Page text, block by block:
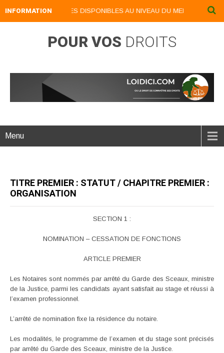
INFORMATION
NUMERIQUES DISPONIBLES AU NIVEAU DU MENU ...NOS
POUR VOS DROITS
Menu
TITRE PREMIER : STATUT / CHAPITRE PREMIER :
ORGANISATION
SECTION 1 :
NOMINATION – CESSATION DE FONCTIONS
ARTICLE PREMIER
Les Notaires sont nommés par arrêté du Garde des Sceaux, ministre
de la Justice, parmi les candidats ayant satisfait au stage et réussi à
l’examen professionnel.
L’arrêté de nomination fixe la résidence du notaire.
Les modalités, le programme de l’examen et du stage sont précisés
par arrêté du Garde des Sceaux, ministre de la Justice.